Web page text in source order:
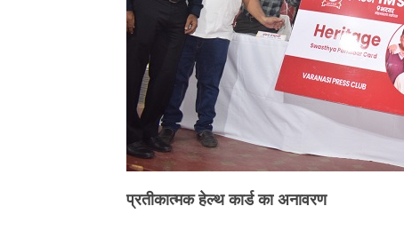
प्रतीकात्मक हेल्थ कार्ड का अनावरण